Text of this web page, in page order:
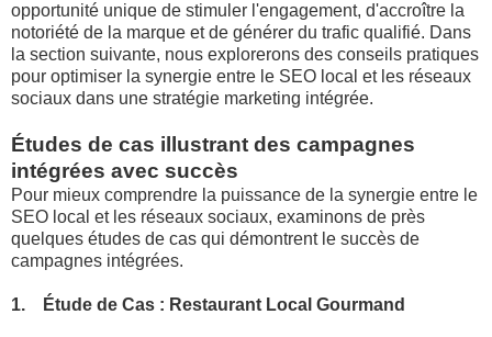
opportunité unique de stimuler l'engagement, d'accroître la
notoriété de la marque et de générer du trafic qualifié. Dans
la section suivante, nous explorerons des conseils pratiques
pour optimiser la synergie entre le SEO local et les réseaux
sociaux dans une stratégie marketing intégrée.
Études de cas illustrant des campagnes
intégrées avec succès
Pour mieux comprendre la puissance de la synergie entre le
SEO local et les réseaux sociaux, examinons de près
quelques études de cas qui démontrent le succès de
campagnes intégrées.
1. Étude de Cas : Restaurant Local Gourmand